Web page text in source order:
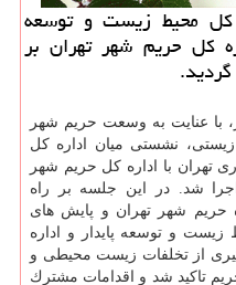
محیط زیست و توسعه
كل حریم شهر تهران بر
با عنایت به وسعت حریم شهر
نشستی میان اداره كل
تهران با اداره كل حریم شهر
شد. در این جلسه بر راه
حریم شهر تهران و پایش های
و توسعه پایدار و اداره
از تخلفات زیست محیطی و
تاكید شد و اقدامات مشترك